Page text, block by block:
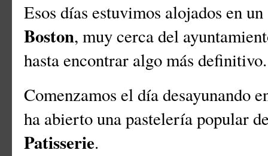
Esos días estuvimos alojados en
Boston, muy cerca del
hasta encontrar algo más
Comenzamos el día desayunando
ha abierto una pastelería popular
Patisserie.